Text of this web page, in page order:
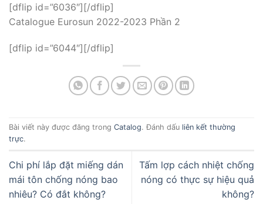
[dflip id=”6036″][/dflip]
Catalogue Eurosun 2022-2023 Phần 2
[dflip id=”6044″][/dflip]
Bài viết này được đăng trong Catalog. Đánh dấu liên kết thường
trực.
Chi phí lắp đặt miếng dán
mái tôn chống nóng bao
nhiêu? Có đắt không?
Tấm lợp cách nhiệt chống
nóng có thực sự hiệu quả
không?